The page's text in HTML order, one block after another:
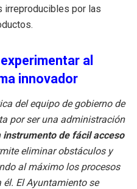
irreproducibles por las
al
innovador
del equipo de gobierno de
por ser una administración
instrumento de fácil acceso
eliminar obstáculos y
al máximo los procesos
El Ayuntamiento se